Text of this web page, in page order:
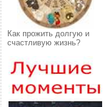
Как прожить долгую и
счастливую жизнь?